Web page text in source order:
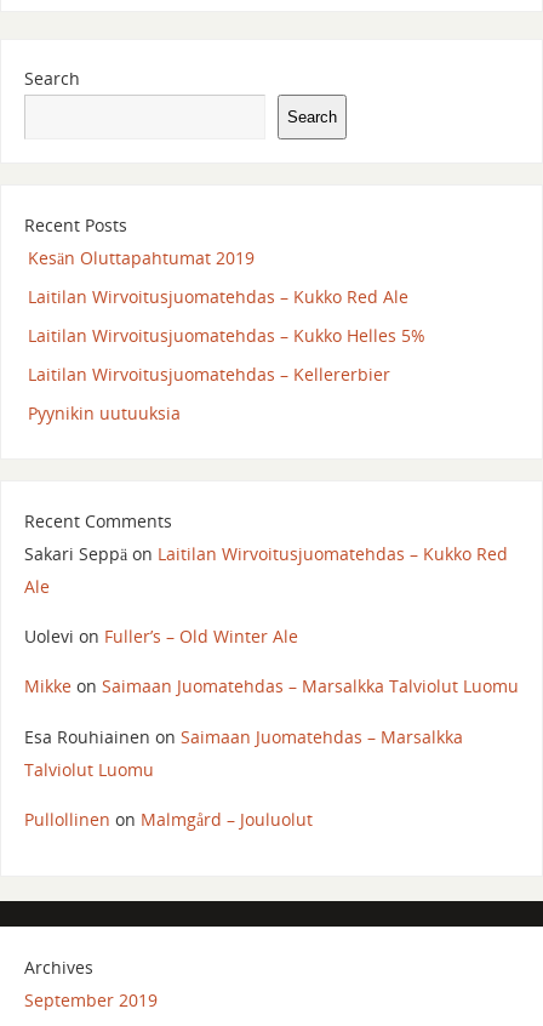
Search
Search
Recent Posts
Kesän Oluttapahtumat 2019
Laitilan Wirvoitusjuomatehdas – Kukko Red Ale
Laitilan Wirvoitusjuomatehdas – Kukko Helles 5%
Laitilan Wirvoitusjuomatehdas – Kellererbier
Pyynikin uutuuksia
Recent Comments
Sakari Seppäon Laitilan Wirvoitusjuomatehdas – Kukko Red
Ale
Uolevi on Fuller’s – Old Winter Ale
Mikkeon Saimaan Juomatehdas – Marsalkka Talviolut Luomu
Esa Rouhiainen on Saimaan Juomatehdas – Marsalkka
Talviolut Luomu
Pullollinen on Malmgård – Jouluolut
Archives
September 2019